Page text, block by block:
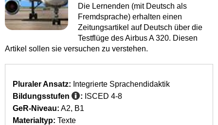
Die Lernenden (mit Deutsch als
Fremdsprache) erhalten einen
Zeitungsartikel auf Deutsch über die
Testflüge des Airbus A 320. Diesen
Artikel sollen sie versuchen zu verstehen.
Pluraler Ansatz: Integrierte Sprachendidaktik
Bildungsstufen
: ISCED 4-8
GeR-Niveau: A2
B1
Materialtyp: Texte